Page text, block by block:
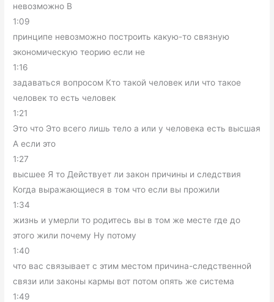
невозможно В
1:09
принципе невозможно построить какую-то связную
экономическую теорию если не
1:16
задаваться вопросом Кто такой человек или что такое
человек то есть человек
1:21
Это что Это всего лишь тело а или у человека есть высшая
А если это
1:27
высшее Я то Действует ли закон причины и следствия
Когда выражающиеся в том что если вы прожили
1:34
жизнь и умерли то родитесь вы в том же месте где до
этого жили почему Ну потому
1:40
что вас связывает с этим местом причина-следственной
связи или законы кармы вот потом опять же система
1:49